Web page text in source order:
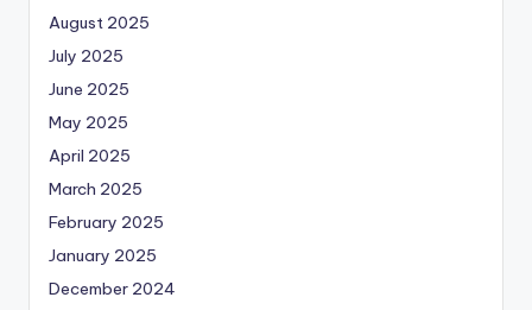
August 2025
July 2025
June 2025
May 2025
April 2025
March 2025
February 2025
January 2025
December 2024